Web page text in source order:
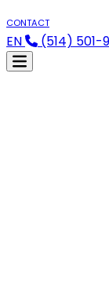
CONTACT
EN (514) 501-